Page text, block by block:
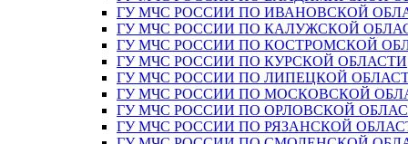
ГУ МЧС РОССИИ ПО ИВАНОВСКОЙ
ГУ МЧС РОССИИ ПО КАЛУЖСКОЙ
ГУ МЧС РОССИИ ПО КОСТРОМСКОЙ
ГУ МЧС РОССИИ ПО КУРСКОЙ ОБЛАСТИ
ГУ МЧС РОССИИ ПО ЛИПЕЦКОЙ
ГУ МЧС РОССИИ ПО МОСКОВСКОЙ
ГУ МЧС РОССИИ ПО ОРЛОВСКОЙ
ГУ МЧС РОССИИ ПО РЯЗАНСКОЙ